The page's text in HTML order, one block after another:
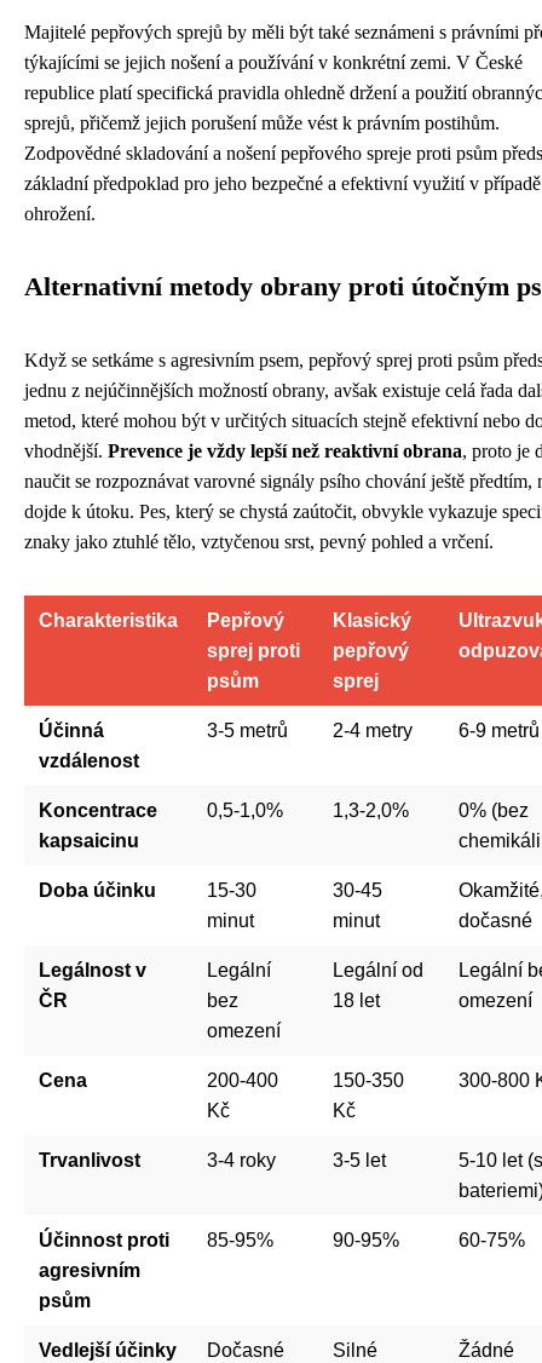
Majitelé pepřových sprejů by měli být také seznámeni s právními
týkajícími se jejich nošení a používání v konkrétní zemi. V České
republice platí specifická pravidla ohledně držení a použití
sprejů, přičemž jejich porušení může vést k právním postihům.
Zodpovědné skladování a nošení pepřového spreje proti psům
základní předpoklad pro jeho bezpečné a efektivní využití v případě
ohrožení.
Alternativní metody obrany proti útočným
Když se setkáme s agresivním psem, pepřový sprej proti psům
jednu z nejúčinnějších možností obrany, avšak existuje celá řada
metod, které mohou být v určitých situacích stejně efektivní nebo
vhodnější. Prevence je vždy lepší než reaktivní obrana, proto je
naučit se rozpoznávat varovné signály psího chování ještě předtím,
dojde k útoku. Pes, který se chystá zaútočit, obvykle vykazuje
znaky jako ztuhlé tělo, vztyčenou srst, pevný pohled a vrčení.
Charakteristika
Pepřový
sprej proti
psům
Klasický
pepřový
sprej
Účinná
vzdálenost
3-5 metrů 2-4 metry 6-9 metrů
Koncentrace
kapsaicinu
0,5-1,0% 1,3-2,0%
0% (bez
Doba účinku
15-30
minut
30-45
minut
dočasné
Legálnost v
ČR
Legální
bez
omezení
Legální od
18 let
Legální
omezení
Cena
200-400
Kč
150-350
Kč
300-800
Trvanlivost 3-4 roky 3-5 let
5-10 let (s
Účinnost proti
agresivním
psům
85-95% 90-95% 60-75%
Vedlejší účinky
Dočasné
Silné
Žádné